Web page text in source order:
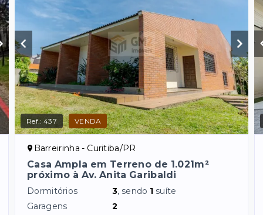
Ref.:437 VENDA
Barreirinha - Curitiba/PR
Casa Ampla em Terreno de 1.021m²
próximo à Av. Anita Garibaldi
Dormitórios 3, sendo 1 suíte
Garagens
2